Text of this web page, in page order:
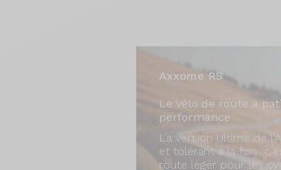
Axxome RS
Le vélo de route à
performance
La version Ultime de
et tolérant à la fois,
route léger pour les